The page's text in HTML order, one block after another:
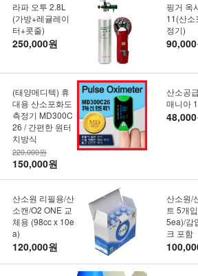
라파 오투 2.8L
(가방+레귤레이
터+콧줄)
250,000원
핑거 옥
11(산소
정기)
(태양메디텍) 휴
대용 산소포화도
측정기 MD300C
26 / 간편한 원터
치방식
220,000원
150,000원
산소공
매니아
산소원 리필용/산
소캔/O2 ONE 교
체용 (98cc x 10e
a)
120,000원
산소원/
트 5개
5ea)/감
크 포함